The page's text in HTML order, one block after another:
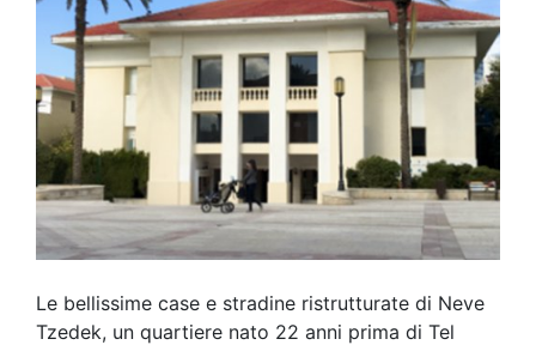
Le bellissime case e stradine ristrutturate di Neve
Tzedek, un quartiere nato 22 anni prima di Tel